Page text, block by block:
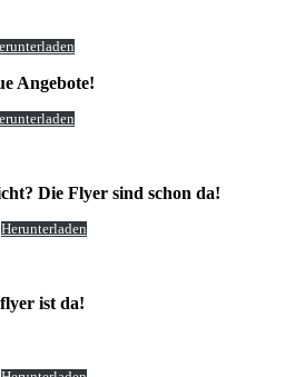
Angebote!
Die Flyer sind schon da!
Herunterladen
ist da!